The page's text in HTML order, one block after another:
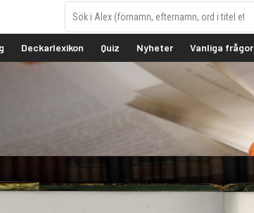
Deckarlexikon Quiz Nyheter Vanliga frågor